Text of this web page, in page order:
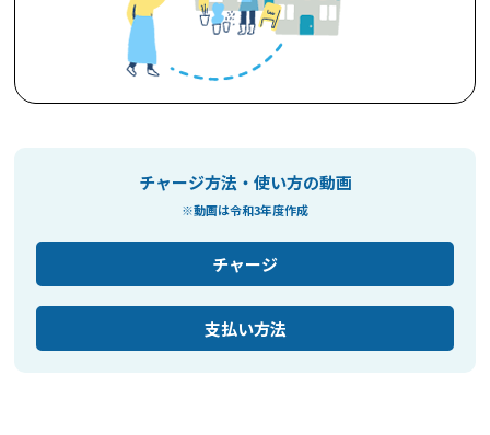
チャージ方法・使い方の動画
※動画は令和3年度作成
チャージ
支払い方法